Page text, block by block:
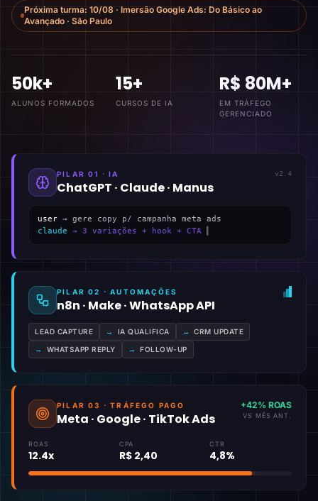
Próxima turma: 10/08 · Imersão Google Ads: Do Básico ao
Avançado · São Paulo
50k+
ALUNOS FORMADOS
15+
CURSOS DE IA
R$ 80M+
EM TRÁFEGO
GERENCIADO
PILAR 01 · IA
ChatGPT · Claude · Manus
v2.4
user → gere copy p/ campanha meta ads
claude → 3 variações + hook + CTA
PILAR 02 · AUTOMAÇÕES
n8n · Make · WhatsApp API
LEAD CAPTURE → IA QUALIFICA → CRM UPDATE
→ WHATSAPP REPLY → FOLLOW-UP
PILAR 03 · TRÁFEGO PAGO
Meta · Google · TikTok Ads
+42% ROAS
VS MÊS ANT.
ROAS
12.4x
CPA
R$ 2,40
CTR
4,8%